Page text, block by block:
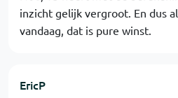
inzicht gelijk vergroot. En dus
vandaag, dat is pure winst.
EricP